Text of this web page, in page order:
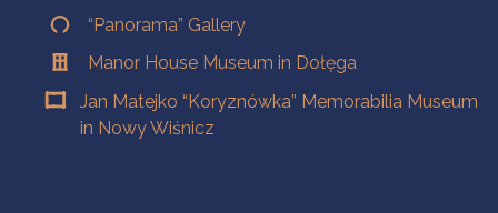
“Panorama” Gallery
Manor House Museum in Dołęga
Jan Matejko “Koryznówka” Memorabilia Museum
in Nowy Wiśnicz